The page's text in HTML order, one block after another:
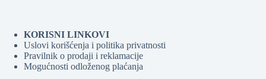
KORISNI LINKOVI
Uslovi korišćenja i politika privatnosti
Pravilnik o prodaji i reklamacije
Mogućnosti odloženog plaćanja